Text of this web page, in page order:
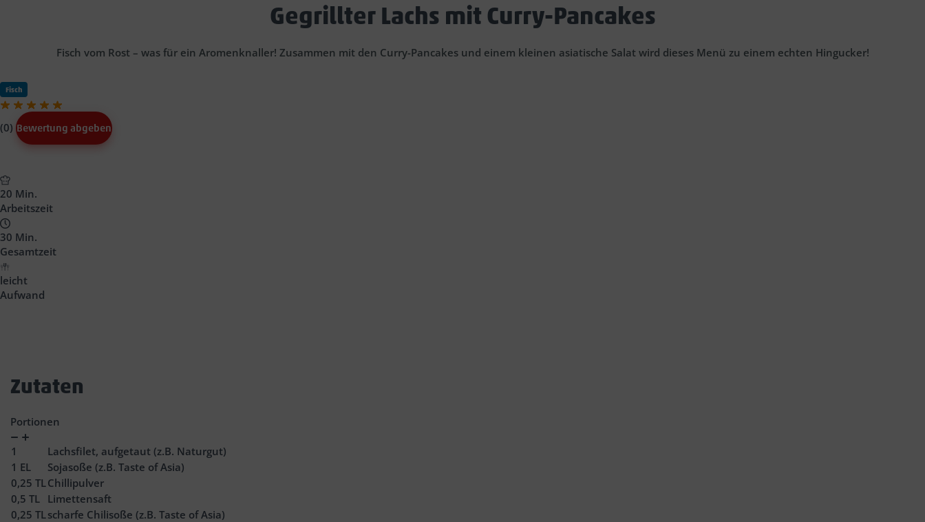
Gegrillter Lachs mit Curry-Pancakes
Fisch vom Rost – was für ein Aromenknaller! Zusammen mit den Curry-Pancakes und einem kleinen asiatische Salat wird dieses Menü zu einem echten Hingucker!
Fisch
(0) Bewertung abgeben
20 Min.
Arbeitszeit
30 Min.
Gesamtzeit
leicht
Aufwand
Zutaten
Portionen
Verringern
Zunahme
1
Lachsfilet, aufgetaut (z.B. Naturgut)
1 EL
Sojasoße (z.B. Taste of Asia)
0,25 TL Chillipulver
0,5 TL
Limettensaft
0,25 TL scharfe Chilisoße (z.B. Taste of Asia)